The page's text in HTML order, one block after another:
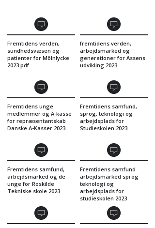
Fremtidens verden,
sundhedsvæsen og
patienter for Mölnlycke
2023.pdf
fremtidens verden,
arbejdsmarked og
generationer for Assens
udvikling 2023
Fremtidens unge
medlemmer og A-kasse
for repræsentantskab
Danske A-Kasser 2023
Fremtidens samfund,
sprog, teknologi og
arbejdsplads for
Studieskolen 2023
Fremtidens samfund,
arbejdsmarked og de
unge for Roskilde
Tekniske skole 2023
Fremtidens samfund
arbejdsmarked sprog
teknologi og
arbejdsplads for
studieskolen 2023